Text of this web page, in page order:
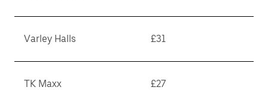
Varley Halls £31
TK Maxx £27